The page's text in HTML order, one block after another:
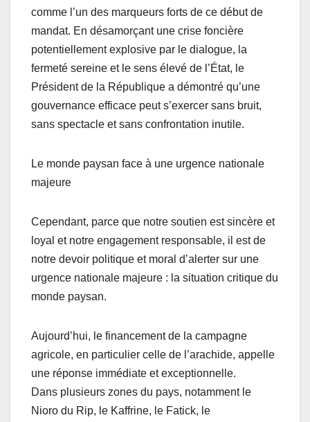
comme l’un des marqueurs forts de ce début de
mandat. En désamorçant une crise foncière
potentiellement explosive par le dialogue, la
fermeté sereine et le sens élevé de l’État, le
Président de la République a démontré qu’une
gouvernance efficace peut s’exercer sans bruit,
sans spectacle et sans confrontation inutile.
Le monde paysan face à une urgence nationale
majeure
Cependant, parce que notre soutien est sincère et
loyal et notre engagement responsable, il est de
notre devoir politique et moral d’alerter sur une
urgence nationale majeure : la situation critique du
monde paysan.
Aujourd’hui, le financement de la campagne
agricole, en particulier celle de l’arachide, appelle
une réponse immédiate et exceptionnelle.
Dans plusieurs zones du pays, notamment le
Nioro du Rip, le Kaffrine, le Fatick, le